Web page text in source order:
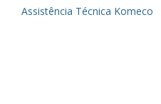
Assistência Técnica Komeco